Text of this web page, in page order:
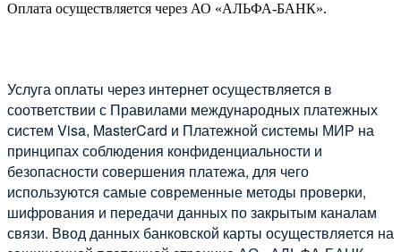
Оплата осуществляется через АО «АЛЬФА-БАНК».
Услуга оплаты через интернет осуществляется в
соответствии с Правилами международных платежных
систем Visa, MasterCard и Платежной системы МИР на
принципах соблюдения конфиденциальности и
безопасности совершения платежа, для чего
используются самые современные методы проверки,
шифрования и передачи данных по закрытым каналам
связи. Ввод данных банковской карты осуществляется на